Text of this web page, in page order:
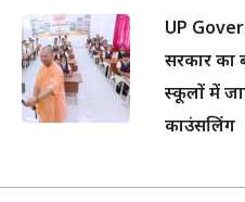
UP
सरकार
स्कूलों में
काउंसलिंग